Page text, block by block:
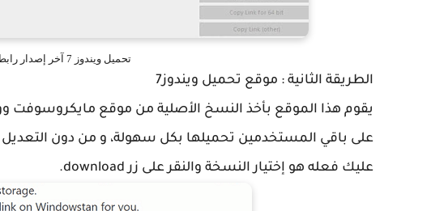
تحميل ويندوز 7 آخر إصدار رابط مباشر
الطريقة الثانية : موقع تحميل ويندوز7
يقوم هذا الموقع بأخذ النسخ الأصلية من موقع
على باقي المستخدمين تحميلها بكل سهولة، و من دون
عليك فعله هو إختيار النسخة والنقر على زر download.